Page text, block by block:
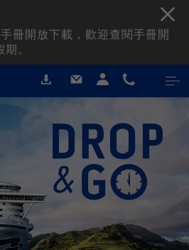
冊開放下載，歡迎查閱手冊開
。